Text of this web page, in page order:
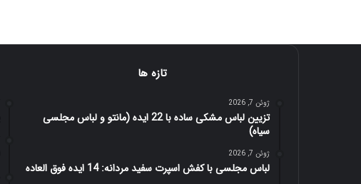
تازه ها
ژوئن 7, 2026
تزیین لباس مشکی ساده با 22 ایده (مانتو و لباس مجلسی
سیاه)
ژوئن 7, 2026
لباس مجلسی با کفش اسپرت سفید مردانه: 14 ایده فوق العاده